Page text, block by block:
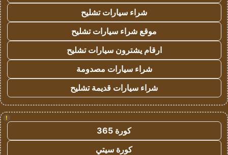
شراء سيارات تشليح
موقع شراء سيارات تشليح
ارقام يشترون سيارات تشليح
شراء سيارات مصدومة
شراء سيارات قديمة تشليح
!
كورة 365
كورة سيتي